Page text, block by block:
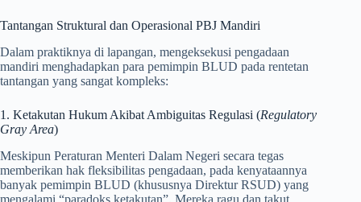
Tantangan Struktural dan Operasional PBJ Mandiri
Dalam praktiknya di lapangan, mengeksekusi pengadaan
mandiri menghadapkan para pemimpin BLUD pada rentetan
tantangan yang sangat kompleks:
1. Ketakutan Hukum Akibat Ambiguitas Regulasi (Regulatory
Gray Area)
Meskipun Peraturan Menteri Dalam Negeri secara tegas
memberikan hak fleksibilitas pengadaan, pada kenyataannya
banyak pemimpin BLUD (khususnya Direktur RSUD) yang
mengalami “paradoks ketakutan”. Mereka ragu dan takut